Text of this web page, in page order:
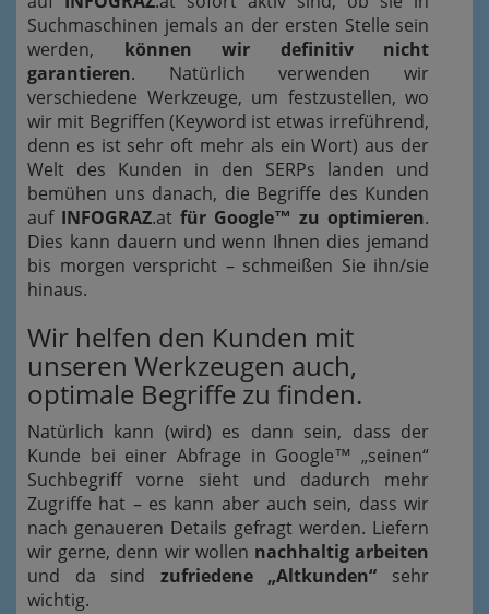
Suchmaschinen jemals an der ersten Stelle sein
werden, können wir definitiv nicht
garantieren. Natürlich verwenden wir
verschiedene Werkzeuge, um festzustellen, wo
wir mit Begriffen (Keyword ist etwas irreführend,
denn es ist sehr oft mehr als ein Wort) aus der
Welt des Kunden in den SERPs landen und
bemühen uns danach, die Begriffe des Kunden
auf INFOGRAZ.at für Google™ zu optimieren.
Dies kann dauern und wenn Ihnen dies jemand
bis morgen verspricht – schmeißen Sie ihn/sie
hinaus.
Wir helfen den Kunden mit
unseren Werkzeugen auch,
optimale Begriffe zu finden.
Natürlich kann (wird) es dann sein, dass der
Kunde bei einer Abfrage in Google™ „seinen“
Suchbegriff vorne sieht und dadurch mehr
Zugriffe hat – es kann aber auch sein, dass wir
nach genaueren Details gefragt werden. Liefern
wir gerne, denn wir wollen nachhaltig arbeiten
und da sind zufriedene „Altkunden“ sehr
wichtig.